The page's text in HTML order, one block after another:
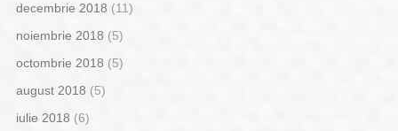
decembrie 2018 (11)
noiembrie 2018 (5)
octombrie 2018 (5)
august 2018 (5)
iulie 2018 (6)